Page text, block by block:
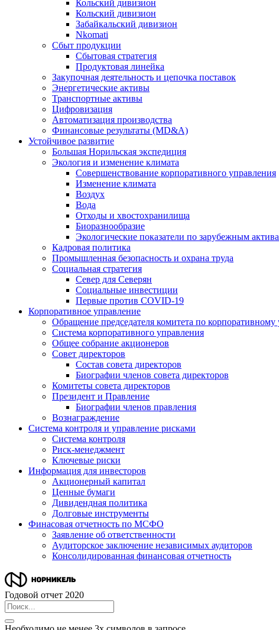
Кольский дивизион
Кольский дивизион
Забайкальский дивизион
Nkomati
Сбыт продукции
Сбытовая стратегия
Продуктовая линейка
Закупочная деятельность и цепочка поставок
Энергетические активы
Транспортные активы
Цифровизация
Автоматизация производства
Финансовые результаты (MD&A)
Устойчивое развитие
Большая Норильская экспедиция
Экология и изменение климата
Совершенствование корпоративного управления
Изменение климата
Воздух
Вода
Отходы и хвостохранилища
Биоразнообразие
Экологические показатели по зарубежным
Кадровая политика
Промышленная безопасность и охрана труда
Социальная стратегия
Север для Северян
Социальные инвестиции
Первые против COVID‑19
Корпоративное управление
Обращение председателя комитета по
Система корпоративного управления
Общее собрание акционеров
Совет директоров
Состав совета директоров
Биографии членов совета директоров
Комитеты совета директоров
Президент и Правление
Биографии членов правления
Вознаграждение
Система контроля и управление рисками
Система контроля
Риск-менеджмент
Ключевые риски
Информация для инвесторов
Акционерный капитал
Ценные бумаги
Дивидендная политика
Долговые инструменты
Финасовая отчетность по МСФО
Заявление об ответственности
Аудиторское заключение независимых аудиторов
Консолидированная финансовая отчетность
Годовой отчет 2020